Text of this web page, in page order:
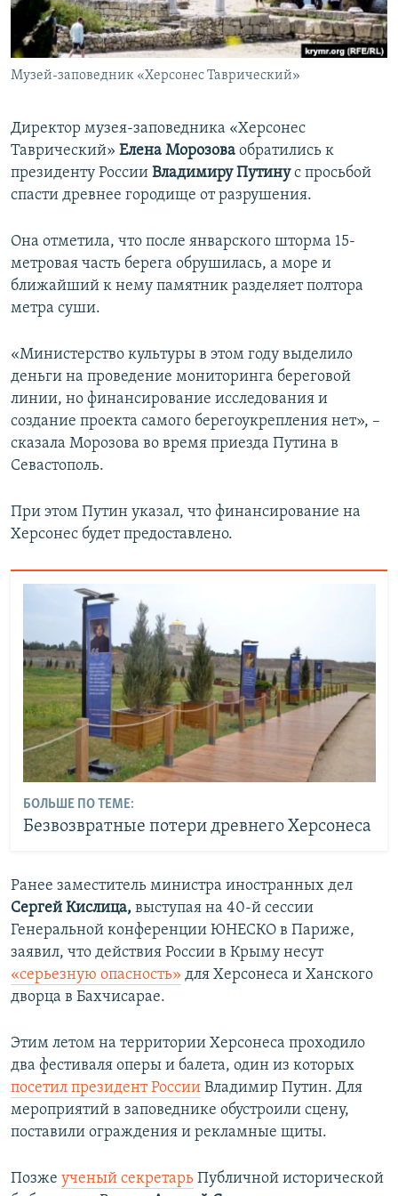
ПОБЕДИТЕЛЕЙ НЕ СУДЯТ?
КРЫМ.НЕПОКОРЕННЫЙ
ELIFBE
ПРИСОЕДИНЯЙТЕСЬ!
Все сайты RFE/RL
Музей-заповедник «Херсонес Таврический»
Директор музея-заповедника «Херсонес
Таврический» Елена Морозова обратились к
президенту России Владимиру Путинус просьбой
спасти древнее городище от разрушения.
Она отметила, что после январского шторма 15-
метровая часть берега обрушилась, а море и
ближайший к нему памятник разделяет полтора
метра суши.
«Министерство культуры в этом году выделило
деньги на проведение мониторинга береговой
линии, но финансирование исследования и
создание проекта самого берегоукрепления нет», –
сказала Морозова во время приезда Путина в
Севастополь.
При этом Путин указал, что финансирование на
Херсонес будет предоставлено.
БОЛЬШЕ ПО ТЕМЕ:
Безвозвратные потери древнего Херсонеса
Ранее заместитель министра иностранных дел
Сергей Кислица, выступая на 40-й сессии
Генеральной конференции ЮНЕСКО в Париже,
заявил, что действия России в Крыму несут
«серьезную опасность» для Херсонеса и Ханского
дворца в Бахчисарае.
Этим летом на территории Херсонеса проходило
два фестиваля оперы и балета, один из которых
посетил президент России Владимир Путин. Для
мероприятий в заповеднике обустроили сцену,
поставили ограждения и рекламные щиты.
Позже ученый секретарь Публичной исторической